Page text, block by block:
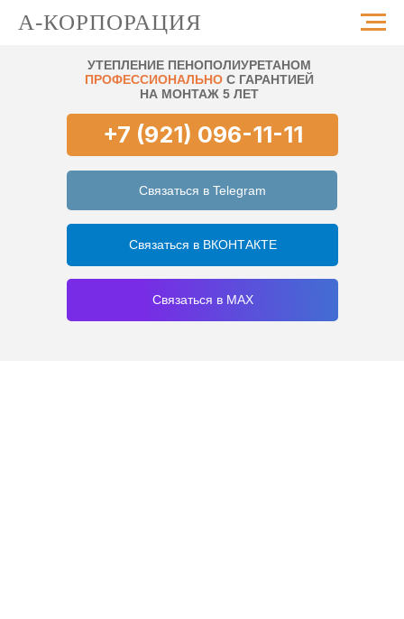
А-КОРПОРАЦИЯ
+7 (921) 096-11-11
Связаться в Telegram
УТЕПЛЕНИЕ ПЕНОПОЛИУРЕТАНОМ
ПРОФЕССИОНАЛЬНО С ГАРАНТИЕЙ
НА МОНТАЖ 5 ЛЕТ
Связаться в MAX
Связаться в ВКОНТАКТЕ